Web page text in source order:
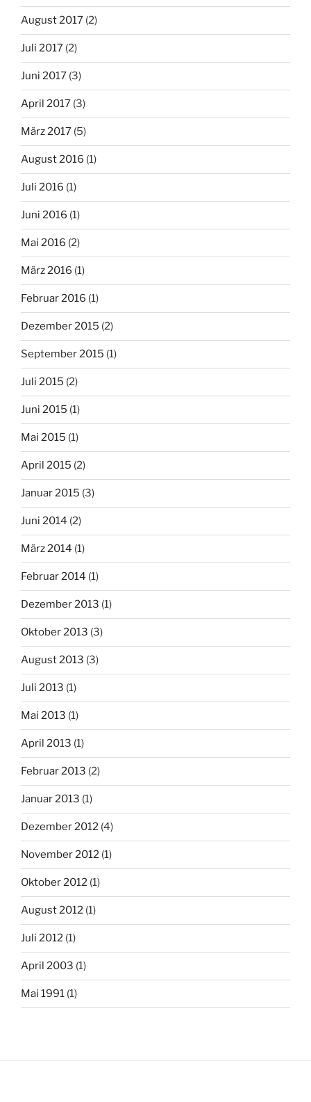
August 2017 (2)
Juli 2017 (2)
Juni 2017 (3)
April 2017 (3)
März 2017 (5)
August 2016 (1)
Juli 2016 (1)
Juni 2016 (1)
Mai 2016 (2)
März 2016 (1)
Februar 2016 (1)
Dezember 2015 (2)
September 2015 (1)
Juli 2015 (2)
Juni 2015 (1)
Mai 2015 (1)
April 2015 (2)
Januar 2015 (3)
Juni 2014 (2)
März 2014 (1)
Februar 2014 (1)
Dezember 2013 (1)
Oktober 2013 (3)
August 2013 (3)
Juli 2013 (1)
Mai 2013 (1)
April 2013 (1)
Februar 2013 (2)
Januar 2013 (1)
Dezember 2012 (4)
November 2012 (1)
Oktober 2012 (1)
August 2012 (1)
Juli 2012 (1)
April 2003 (1)
Mai 1991 (1)